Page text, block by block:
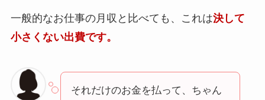
一般的なお仕事の月収と比べても、これは決して
小さくない出費です。
それだけのお金を払って、ちゃん